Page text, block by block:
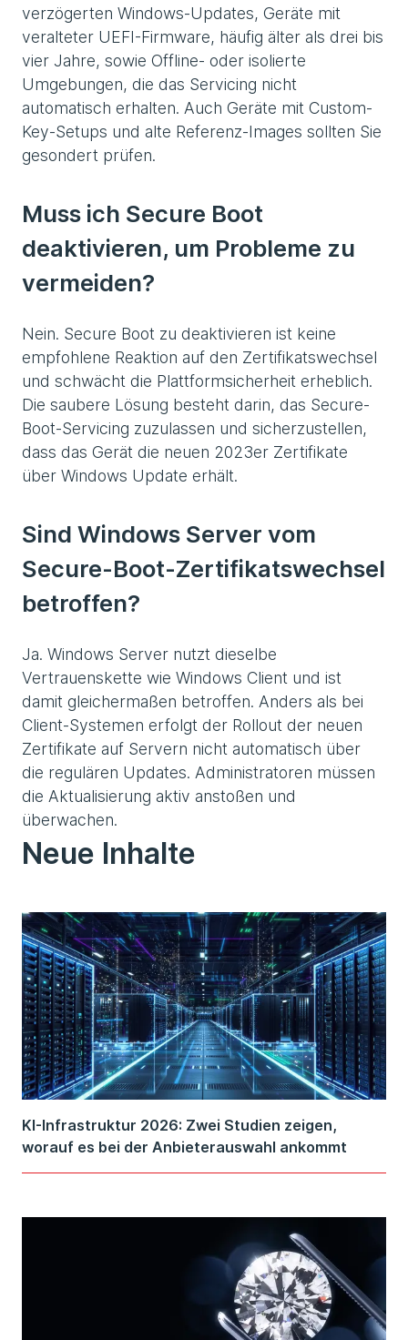
verzögerten Windows-Updates, Geräte mit
veralteter UEFI-Firmware, häufig älter als drei bis
vier Jahre, sowie Offline- oder isolierte
Umgebungen, die das Servicing nicht
automatisch erhalten. Auch Geräte mit Custom-
Key-Setups und alte Referenz-Images sollten Sie
gesondert prüfen.
Muss ich Secure Boot
deaktivieren, um Probleme zu
vermeiden?
Nein. Secure Boot zu deaktivieren ist keine
empfohlene Reaktion auf den Zertifikatswechsel
und schwächt die Plattformsicherheit erheblich.
Die saubere Lösung besteht darin, das Secure-
Boot-Servicing zuzulassen und sicherzustellen,
dass das Gerät die neuen 2023er Zertifikate
über Windows Update erhält.
Sind Windows Server vom
Secure-Boot-Zertifikatswechsel
betroffen?
Ja. Windows Server nutzt dieselbe
Vertrauenskette wie Windows Client und ist
damit gleichermaßen betroffen. Anders als bei
Client-Systemen erfolgt der Rollout der neuen
Zertifikate auf Servern nicht automatisch über
die regulären Updates. Administratoren müssen
die Aktualisierung aktiv anstoßen und
überwachen.
Neue Inhalte
KI-Infrastruktur 2026: Zwei Studien zeigen,
worauf es bei der Anbieterauswahl ankommt